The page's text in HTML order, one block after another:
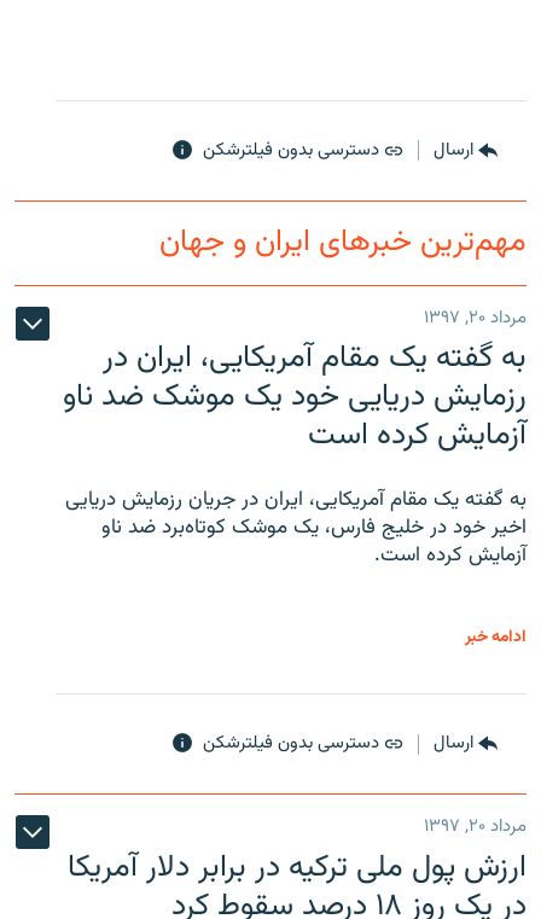
ارسال دسترسی بدون فیلترشکن
مهم‌ترین خبرهای ایران و جهان
مرداد ۲۰, ۱۳۹۷
به گفته یک مقام آمریکایی، ایران در
رزمایش دریایی خود یک موشک ضد ناو
آزمایش کرده است
به گفته یک مقام آمریکایی، ایران در جریان رزمایش دریایی
اخیر خود در خلیج فارس، یک موشک کوتاه‌برد ضد ناو
آزمایش کرده است.
ادامه خبر
ارسال دسترسی بدون فیلترشکن
مرداد ۲۰, ۱۳۹۷
ارزش پول ملی ترکیه در برابر دلار آمریکا
در یک روز ۱۸ درصد سقوط کرد